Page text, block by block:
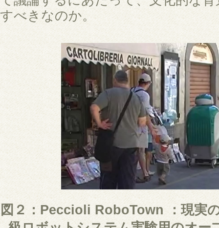
すべきなのか。
図２：Peccioli RoboTown ：現実